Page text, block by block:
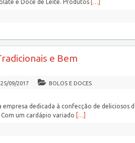
e Doce de Leite. Produtos […]
e Bem
25/09/2017 BOLOS E DOCES
empresa dedicada à confecção de deliciosos
um cardápio variado […]